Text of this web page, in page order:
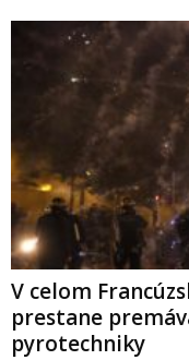
V celom
prestane
pyrotechniky